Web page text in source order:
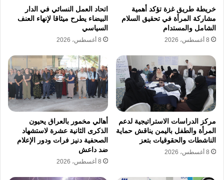
الحيوي لخدمة قضايا حقوق الإنسان.
اختتمت الفعاليات باستعراض تقرير التقييم النهائي
بالجهود المبذولة لرفع كفاءة الكوادر البشرية
العاملة في هذا الملف الحقوقي الحساس حيث تم
تسليم الشهادات الرسمية للباحثين والباحثات من
مختلف الإدارات بالمجلس القومي لحقوق الإنسان
في الدولة وسط أجواء إيجابية تعكس التزام الجميع
بتطوير أدوات العمل والبحث لضمان تقديم تقارير
خريطة طريق غزة تؤكد أهمية
مشاركة المرأة في تحقيق السلام
الشامل والمستدام
8 أغسطس، 2026
اتحاد العمل النسائي في الدار
البيضاء يطرح ميثاقا لإنهاء العنف
السياسي
8 أغسطس، 2026
مركز الدراسات الاستراتيجية لدعم
المرأة والطفل باليمن يناقش حماية
الناشطات والحقوقيات بتعز
8 أغسطس، 2026
أهالي مخمور بالعراق يحيون
الذكرى الثانية عشرة لاستشهاد
الصحفية دنيز فرات ودور الإعلام
ضد داعش
8 أغسطس، 2026